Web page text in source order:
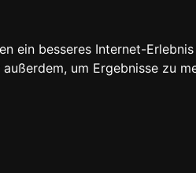
ein besseres Internet-
um Ergebnisse zu
in
Strand